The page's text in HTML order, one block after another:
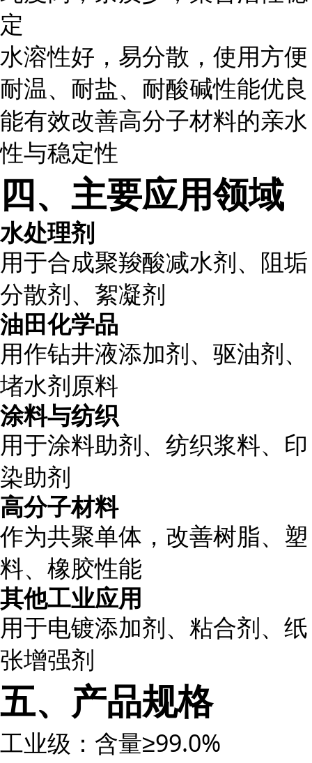
定
水溶性好，易分散，使用方便
耐温、耐盐、耐酸碱性能优良
能有效改善高分子材料的亲水
性与稳定性
四、主要应用领域
水处理剂
用于合成聚羧酸减水剂、阻垢
分散剂、絮凝剂
油田化学品
用作钻井液添加剂、驱油剂、
堵水剂原料
涂料与纺织
用于涂料助剂、纺织浆料、印
染助剂
高分子材料
作为共聚单体，改善树脂、塑
料、橡胶性能
其他工业应用
用于电镀添加剂、粘合剂、纸
张增强剂
五、产品规格
工业级：含量≥99.0%